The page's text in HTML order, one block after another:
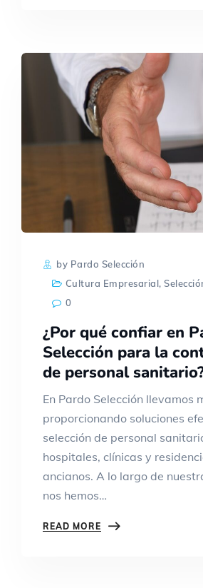
by Pardo Selección
Cultura Empresarial,
0
¿Por qué confiar en
Selección para la
de personal
En Pardo Selección llevamos
proporcionando soluciones
selección de personal
hospitales, clínicas y
ancianos. A lo largo de
nos hemos…
READ MORE